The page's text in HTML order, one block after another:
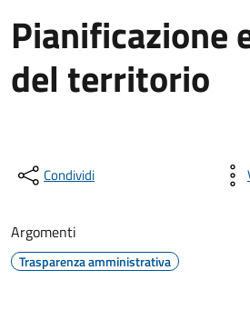
Pianificazione
del territorio
Condividi
Argomenti
Trasparenza amministrativa